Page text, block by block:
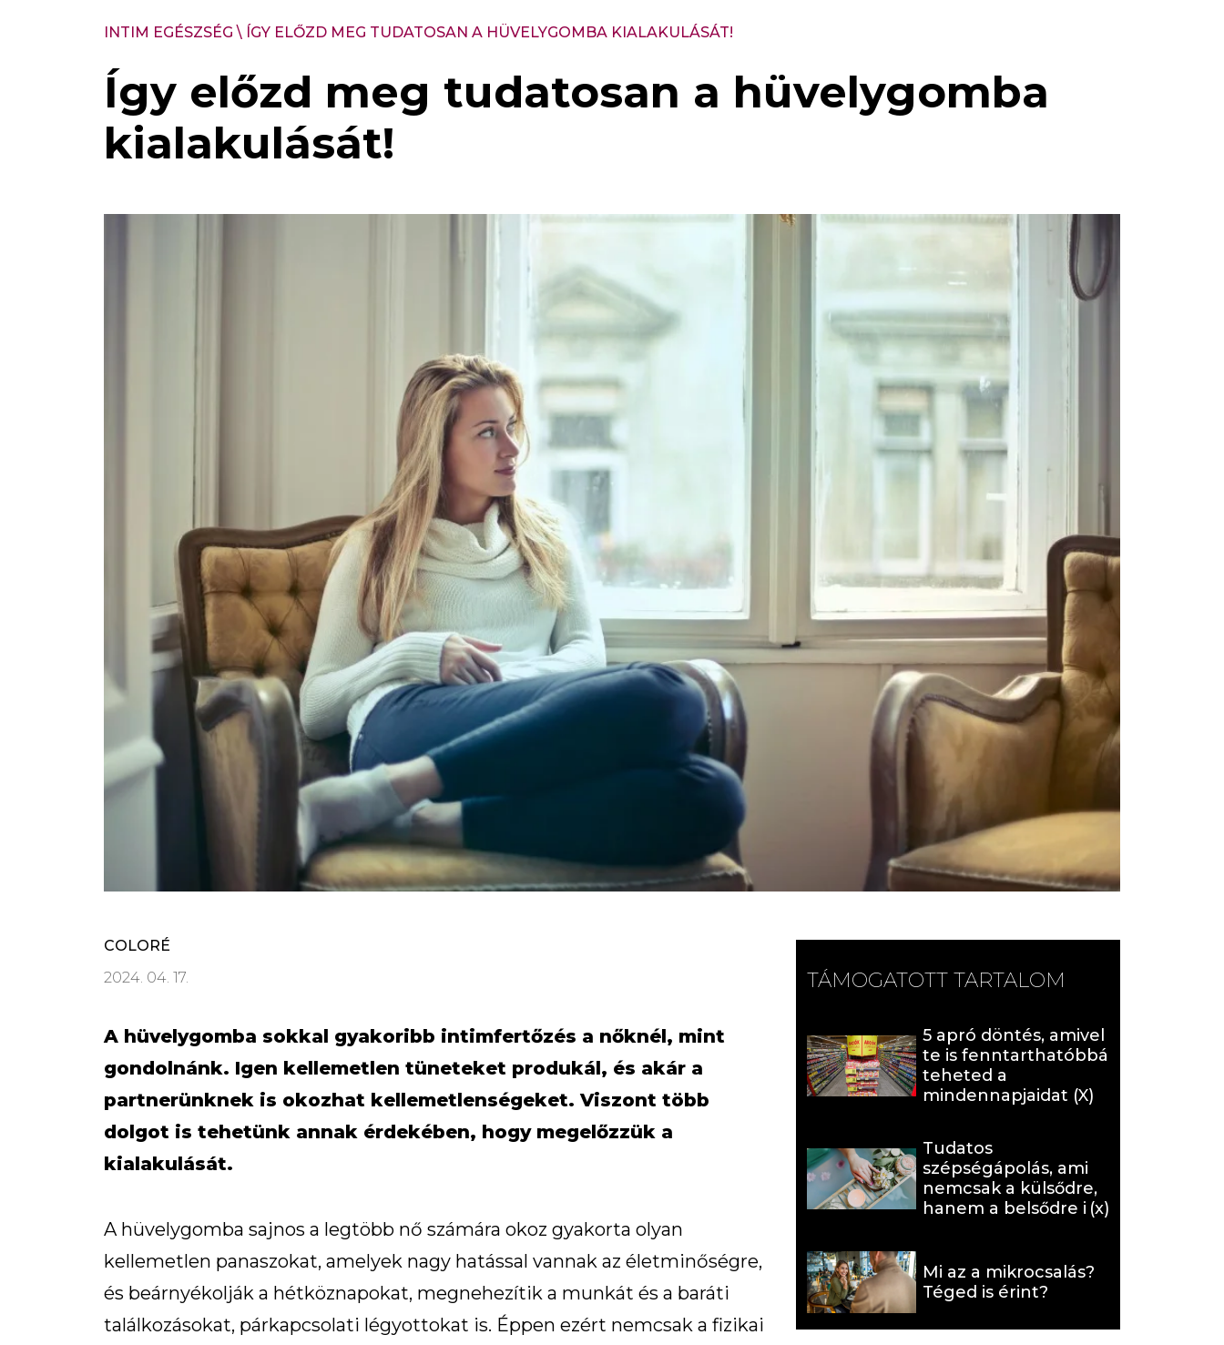
INTIM EGÉSZSÉG \ ÍGY ELŐZD MEG TUDATOSAN A HÜVELYGOMBA KIALAKULÁSÁT!
Így előzd meg tudatosan a hüvelygomba
kialakulását!
COLORÉ
2024. 04. 17.
A hüvelygomba sokkal gyakoribb intimfertőzés a nőknél, mint
gondolnánk. Igen kellemetlen tüneteket produkál, és akár a
partnerünknek is okozhat kellemetlenségeket. Viszont több
dolgot is tehetünk annak érdekében, hogy megelőzzük a
kialakulását.
A hüvelygomba sajnos a legtöbb nő számára okoz gyakorta olyan
kellemetlen panaszokat, amelyek nagy hatással vannak az életminőségre,
és beárnyékolják a hétköznapokat, megnehezítik a munkát és a baráti
találkozásokat, párkapcsolati légyottokat is. Éppen ezért nemcsak a fizikai
TÁMOGATOTT TARTALOM
5 apró döntés, amivel
te is fenntarthatóbbá
teheted a
mindennapjaidat (X)
Tudatos
szépségápolás, ami
nemcsak a külsődre,
hanem a belsődre is
Mi az a mikrocsalás?
Téged is érint?